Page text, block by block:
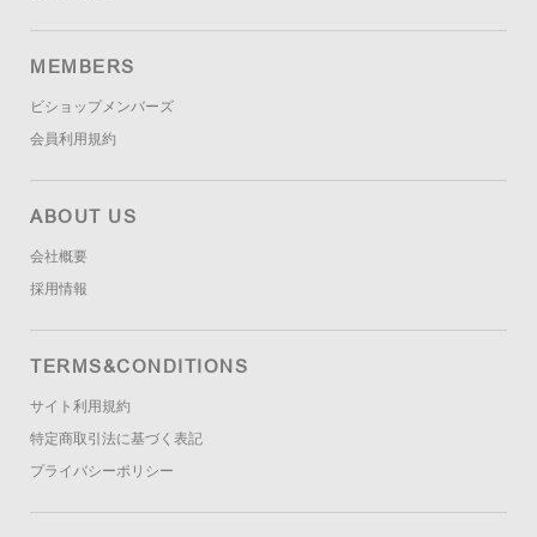
MEMBERS
ビショップメンバーズ
会員利用規約
ABOUT US
会社概要
採用情報
TERMS&CONDITIONS
サイト利用規約
特定商取引法に基づく表記
プライバシーポリシー